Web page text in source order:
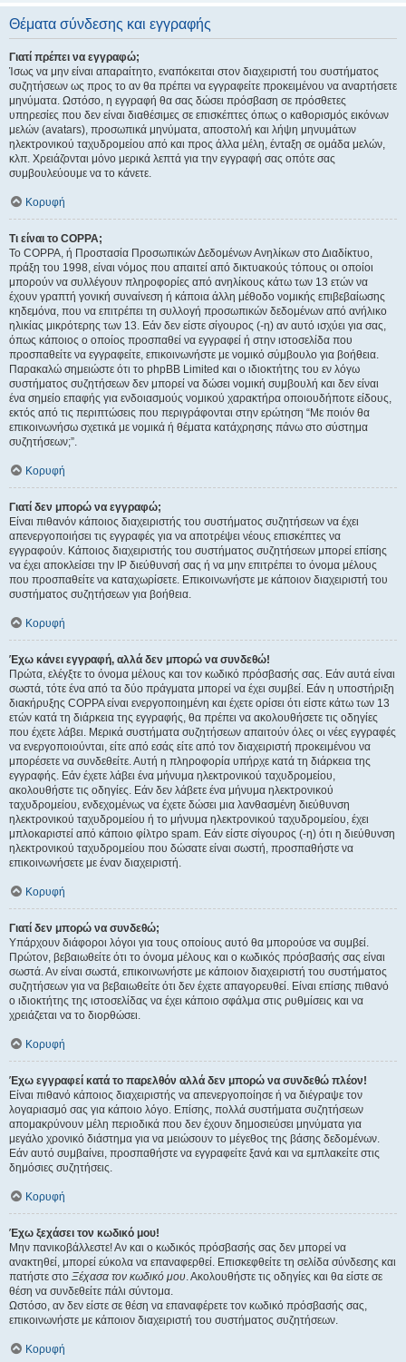
Θέματα σύνδεσης και εγγραφής
Γιατί πρέπει να εγγραφώ;
Ίσως να μην είναι απαραίτητο, εναπόκειται στον διαχειριστή του συστήματος
συζητήσεων ως προς το αν θα πρέπει να εγγραφείτε προκειμένου να αναρτήσετε
μηνύματα. Ωστόσο, η εγγραφή θα σας δώσει πρόσβαση σε πρόσθετες
υπηρεσίες που δεν είναι διαθέσιμες σε επισκέπτες όπως ο καθορισμός εικόνων
μελών (avatars), προσωπικά μηνύματα, αποστολή και λήψη μηνυμάτων
ηλεκτρονικού ταχυδρομείου από και προς άλλα μέλη, ένταξη σε ομάδα μελών,
κλπ. Χρειάζονται μόνο μερικά λεπτά για την εγγραφή σας οπότε σας
συμβουλεύουμε να το κάνετε.
Κορυφή
Τι είναι το COPPA;
Το COPPA, ή Προστασία Προσωπικών Δεδομένων Ανηλίκων στο Διαδίκτυο,
πράξη του 1998, είναι νόμος που απαιτεί από δικτυακούς τόπους οι οποίοι
μπορούν να συλλέγουν πληροφορίες από ανηλίκους κάτω των 13 ετών να
έχουν γραπτή γονική συναίνεση ή κάποια άλλη μέθοδο νομικής επιβεβαίωσης
κηδεμόνα, που να επιτρέπει τη συλλογή προσωπικών δεδομένων από ανήλικο
ηλικίας μικρότερης των 13. Εάν δεν είστε σίγουρος (-η) αν αυτό ισχύει για σας,
όπως κάποιος ο οποίος προσπαθεί να εγγραφεί ή στην ιστοσελίδα που
προσπαθείτε να εγγραφείτε, επικοινωνήστε με νομικό σύμβουλο για βοήθεια.
Παρακαλώ σημειώστε ότι το phpBB Limited και ο ιδιοκτήτης του εν λόγω
συστήματος συζητήσεων δεν μπορεί να δώσει νομική συμβουλή και δεν είναι
ένα σημείο επαφής για ενδοιασμούς νομικού χαρακτήρα οποιουδήποτε είδους,
εκτός από τις περιπτώσεις που περιγράφονται στην ερώτηση “Με ποιόν θα
επικοινωνήσω σχετικά με νομικά ή θέματα κατάχρησης πάνω στο σύστημα
συζητήσεων;”.
Κορυφή
Γιατί δεν μπορώ να εγγραφώ;
Είναι πιθανόν κάποιος διαχειριστής του συστήματος συζητήσεων να έχει
απενεργοποιήσει τις εγγραφές για να αποτρέψει νέους επισκέπτες να
εγγραφούν. Κάποιος διαχειριστής του συστήματος συζητήσεων μπορεί επίσης
να έχει αποκλείσει την IP διεύθυνσή σας ή να μην επιτρέπει το όνομα μέλους
που προσπαθείτε να καταχωρίσετε. Επικοινωνήστε με κάποιον διαχειριστή του
συστήματος συζητήσεων για βοήθεια.
Κορυφή
Έχω κάνει εγγραφή, αλλά δεν μπορώ να συνδεθώ!
Πρώτα, ελέγξτε το όνομα μέλους και τον κωδικό πρόσβασής σας. Εάν αυτά είναι
σωστά, τότε ένα από τα δύο πράγματα μπορεί να έχει συμβεί. Εάν η υποστήριξη
διακήρυξης COPPA είναι ενεργοποιημένη και έχετε ορίσει ότι είστε κάτω των 13
ετών κατά τη διάρκεια της εγγραφής, θα πρέπει να ακολουθήσετε τις οδηγίες
που έχετε λάβει. Μερικά συστήματα συζητήσεων απαιτούν όλες οι νέες εγγραφές
να ενεργοποιούνται, είτε από εσάς είτε από τον διαχειριστή προκειμένου να
μπορέσετε να συνδεθείτε. Αυτή η πληροφορία υπήρχε κατά τη διάρκεια της
εγγραφής. Εάν έχετε λάβει ένα μήνυμα ηλεκτρονικού ταχυδρομείου,
ακολουθήστε τις οδηγίες. Εάν δεν λάβετε ένα μήνυμα ηλεκτρονικού
ταχυδρομείου, ενδεχομένως να έχετε δώσει μια λανθασμένη διεύθυνση
ηλεκτρονικού ταχυδρομείου ή το μήνυμα ηλεκτρονικού ταχυδρομείου, έχει
μπλοκαριστεί από κάποιο φίλτρο spam. Εάν είστε σίγουρος (-η) ότι η διεύθυνση
ηλεκτρονικού ταχυδρομείου που δώσατε είναι σωστή, προσπαθήστε να
επικοινωνήσετε με έναν διαχειριστή.
Κορυφή
Γιατί δεν μπορώ να συνδεθώ;
Υπάρχουν διάφοροι λόγοι για τους οποίους αυτό θα μπορούσε να συμβεί.
Πρώτον, βεβαιωθείτε ότι το όνομα μέλους και ο κωδικός πρόσβασής σας είναι
σωστά. Αν είναι σωστά, επικοινωνήστε με κάποιον διαχειριστή του συστήματος
συζητήσεων για να βεβαιωθείτε ότι δεν έχετε απαγορευθεί. Είναι επίσης πιθανό
ο ιδιοκτήτης της ιστοσελίδας να έχει κάποιο σφάλμα στις ρυθμίσεις και να
χρειάζεται να το διορθώσει.
Κορυφή
Έχω εγγραφεί κατά το παρελθόν αλλά δεν μπορώ να συνδεθώ πλέον!
Είναι πιθανό κάποιος διαχειριστής να απενεργοποίησε ή να διέγραψε τον
λογαριασμό σας για κάποιο λόγο. Επίσης, πολλά συστήματα συζητήσεων
απομακρύνουν μέλη περιοδικά που δεν έχουν δημοσιεύσει μηνύματα για
μεγάλο χρονικό διάστημα για να μειώσουν το μέγεθος της βάσης δεδομένων.
Εάν αυτό συμβαίνει, προσπαθήστε να εγγραφείτε ξανά και να εμπλακείτε στις
δημόσιες συζητήσεις.
Κορυφή
Έχω ξεχάσει τον κωδικό μου!
Μην πανικοβάλλεστε! Αν και ο κωδικός πρόσβασής σας δεν μπορεί να
ανακτηθεί, μπορεί εύκολα να επαναφερθεί. Επισκεφθείτε τη σελίδα σύνδεσης και
πατήστε στο Ξέχασα τον κωδικό μου. Ακολουθήστε τις οδηγίες και θα είστε σε
θέση να συνδεθείτε πάλι σύντομα.
Ωστόσο, αν δεν είστε σε θέση να επαναφέρετε τον κωδικό πρόσβασής σας,
επικοινωνήστε με κάποιον διαχειριστή του συστήματος συζητήσεων.
Κορυφή